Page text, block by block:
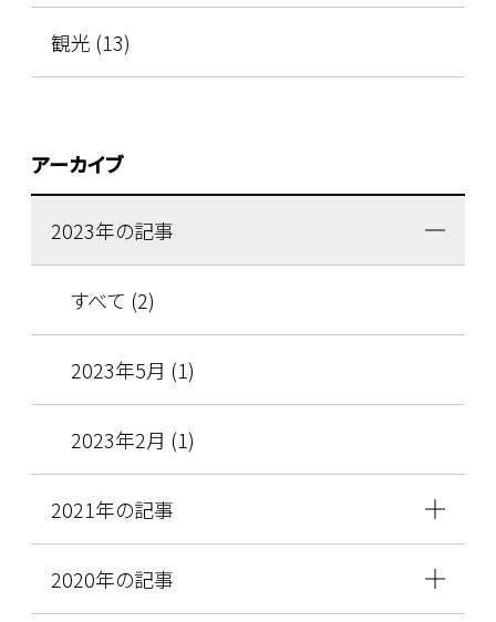
観光 (13)
アーカイブ
2023年の記事
すべて (2)
2023年5月 (1)
2023年2月 (1)
2021年の記事
2020年の記事